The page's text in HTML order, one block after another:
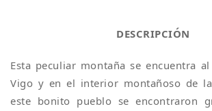
DESCRIPCIÓN
Esta peculiar montaña se encuentra
Vigo y en el interior montañoso de
este bonito pueblo se encontraron